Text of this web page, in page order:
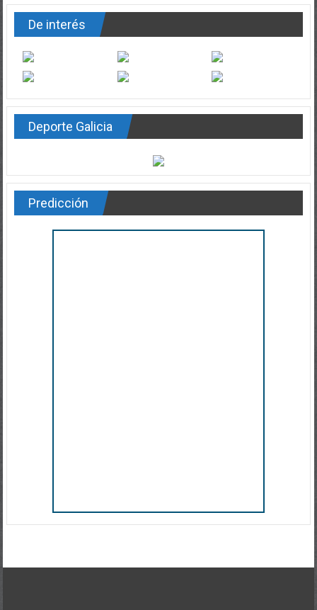
De interés
Deporte Galicia
Predicción